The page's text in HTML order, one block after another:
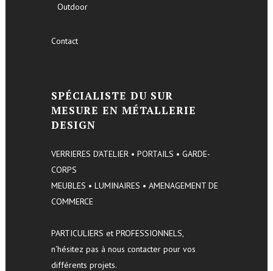
Outdoor
Contact
SPÉCIALISTE DU SUR
MESURE EN MÉTALLERIE
DESIGN
VERRIERES D'ATELIER • PORTAILS • GARDE-
CORPS
MEUBLES • LUMINAIRES • AMENAGEMENT DE
COMMERCE
PARTICULIERS et PROFESSIONNELS,
n'hésitez pas à nous contacter pour vos
différents projets.